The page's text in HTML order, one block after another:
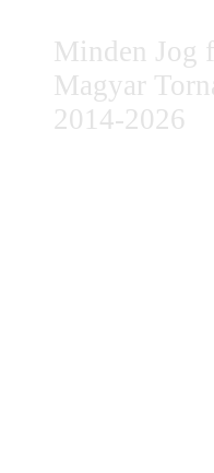
Minden Jog
Magyar
2014-2026